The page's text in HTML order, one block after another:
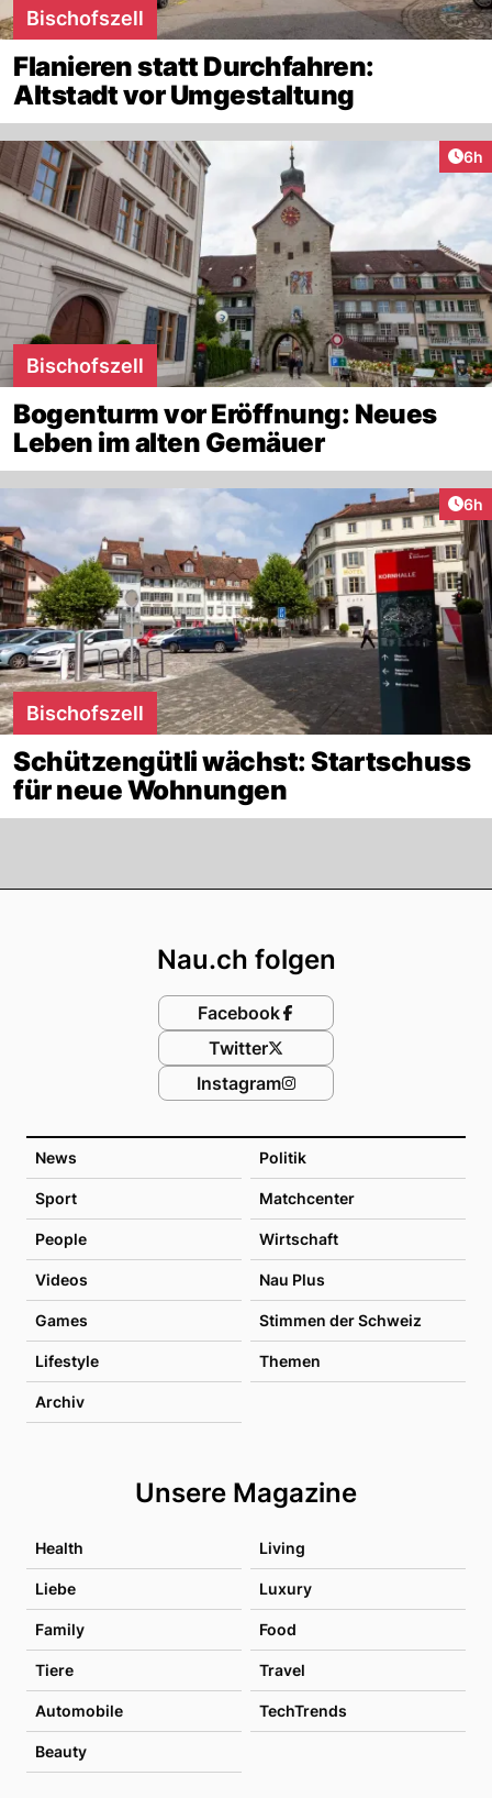
Bischofszell
Flanieren statt Durchfahren:
Altstadt vor Umgestaltung
6h
Bischofszell
Bogenturm vor Eröffnung: Neues
Leben im alten Gemäuer
6h
Bischofszell
Schützengütli wächst: Startschuss
für neue Wohnungen
News Politik
Sport Matchcenter
People Wirtschaft
Videos Nau Plus
Games Stimmen der Schweiz
Lifestyle Themen
Archiv
Unsere Magazine
Health Living
Liebe Luxury
Family Food
Tiere Travel
Automobile TechTrends
Beauty
Nau.ch folgen
Facebook
Twitter
Instagram